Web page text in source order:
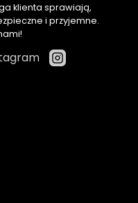
klienta sprawiają,
i przyjemne.